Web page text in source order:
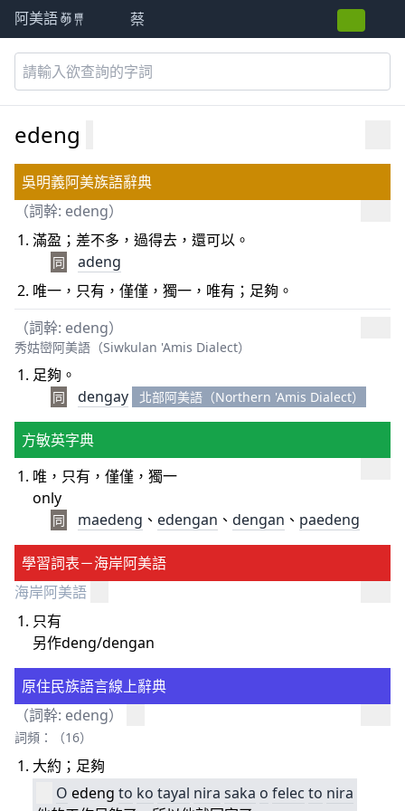
阿美語萌典 蔡
edeng
吳明義阿美族語辭典
（詞幹: edeng）
滿盈；差不多，過得去，還可以。
同
adeng
唯一，只有，僅僅，獨一，唯有；足夠。
（詞幹: edeng）
秀姑巒阿美語（Siwkulan 'Amis Dialect）
足夠。
同 dengay 北部阿美語（Northern 'Amis Dialect）
方敏英字典
唯，只有，僅僅，獨一
only
同 maedeng 、 edengan 、 dengan 、 paedeng
學習詞表－海岸阿美語
海岸阿美語
只有
另作deng/dengan
原住民族語言線上辭典
（詞幹: edeng）
詞頻：（16）
大約；足夠
O edeng to ko tayal nira saka o felec to nira